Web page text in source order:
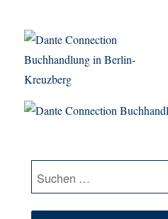
Dante Connection
Suche
nach: